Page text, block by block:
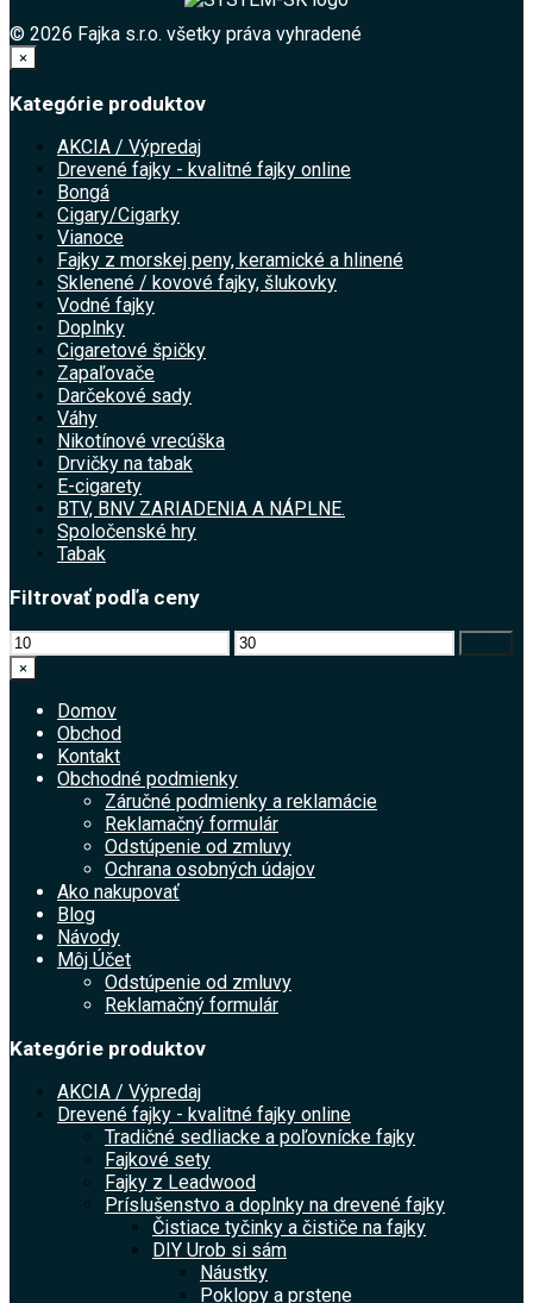
© 2026 Fajka s.r.o. všetky práva vyhradené
×
Kategórie produktov
AKCIA / Výpredaj
Drevené fajky - kvalitné fajky online
Bongá
Cigary/Cigarky
Vianoce
Fajky z morskej peny, keramické a hlinené
Sklenené / kovové fajky, šlukovky
Vodné fajky
Doplnky
Cigaretové špičky
Zapaľovače
Darčekové sady
Váhy
Nikotínové vrecúška
Drvičky na tabak
E-cigarety
BTV, BNV ZARIADENIA A NÁPLNE.
Spoločenské hry
Tabak
Filtrovať podľa ceny
Minimálna
cena
Maximálna
cena
×
Domov
Obchod
Kontakt
Obchodné podmienky
Záručné podmienky a reklamácie
Reklamačný formulár
Odstúpenie od zmluvy
Ochrana osobných údajov
Ako nakupovať
Blog
Návody
Môj Účet
Odstúpenie od zmluvy
Reklamačný formulár
Kategórie produktov
AKCIA / Výpredaj
Drevené fajky - kvalitné fajky online
Tradičné sedliacke a poľovnícke fajky
Fajkové sety
Fajky z Leadwood
Príslušenstvo a doplnky na drevené fajky
Čistiace tyčinky a čističe na fajky
DIY Urob si sám
Náustky
Poklopy a prstene